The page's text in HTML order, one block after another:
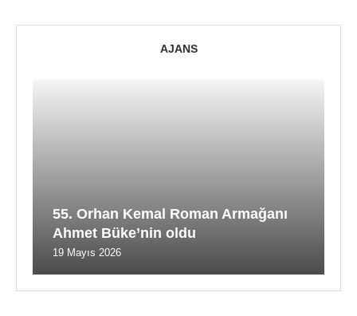
AJANS
55. Orhan Kemal Roman Armağanı
Ahmet Büke’nin oldu
19 Mayıs 2026